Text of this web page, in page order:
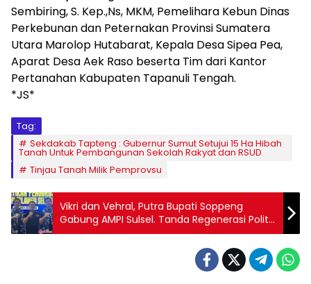
Sembiring, S. Kep.,Ns, MKM, Pemelihara Kebun Dinas
Perkebunan dan Peternakan Provinsi Sumatera
Utara Marolop Hutabarat, Kepala Desa Sipea Pea,
Aparat Desa Aek Raso beserta Tim dari Kantor
Pertanahan Kabupaten Tapanuli Tengah.
*JS*
Tag:
Sekdakab Tapteng : Gubernur Sumut Setujui 15 Ha Hibah
Tanah Untuk Pembangunan Sekolah Rakyat dan RSUD
Tinjau Tanah Milik Pemprovsu
Vikri dan Vehral, Putra Bupati Soppeng
Gabung AMPI Sulsel. Tanda Regenerasi Politik
Dimulai?